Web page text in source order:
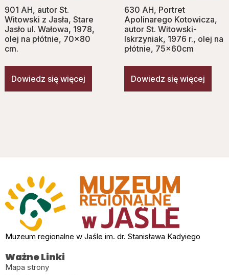
901 AH, autor St.
Witowski z Jasła, Stare
Jasło ul. Wałowa, 1978,
olej na płótnie, 70×80
cm.
Dowiedz się więcej
630 AH, Portret
Apolinarego Kotowicza,
autor St. Witowski-
Iskrzyniak, 1976 r., olej na
płótnie, 75x60cm
Dowiedz się więcej
Muzeum regionalne w Jaśle im. dr. Stanisława Kadyiego
Ważne Linki
Mapa strony